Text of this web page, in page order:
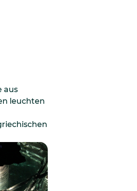
aus
leuchten